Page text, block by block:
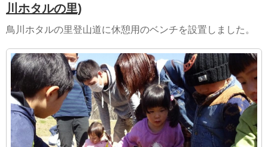
川ホタルの里)
鳥川ホタルの里登山道に休憩用のベンチを設置しました。